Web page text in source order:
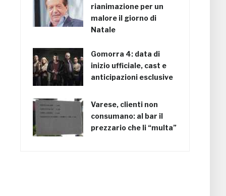
rianimazione per un
malore il giorno di
Natale
Gomorra 4: data di
inizio ufficiale, cast e
anticipazioni esclusive
Varese, clienti non
consumano: al bar il
prezzario che li “multa”